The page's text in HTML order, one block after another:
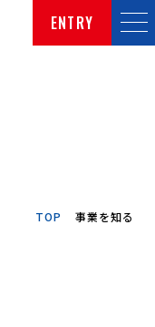
ENTRY
TOP 事業を知る